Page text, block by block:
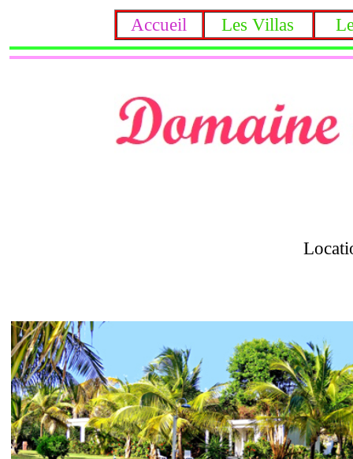
Accueil Les Villas